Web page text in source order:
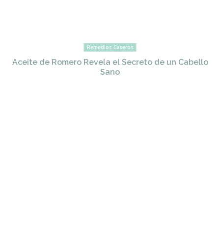
Remedios Caseros
Aceite de Romero Revela el Secreto de un Cabello
Sano